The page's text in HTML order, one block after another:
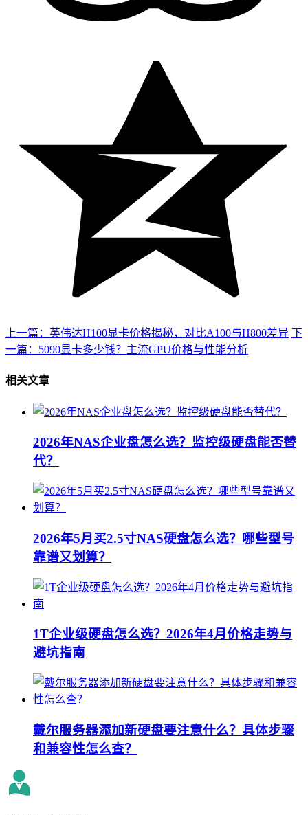
上一篇：英伟达H100显卡价格揭秘，对比A100与H800差异 下
一篇：5090显卡多少钱？主流GPU价格与性能分析
相关文章
2026年NAS企业盘怎么选？监控级硬盘能否替
代？
2026年5月买2.5寸NAS硬盘怎么选？哪些型号
靠谱又划算？
1T企业级硬盘怎么选？2026年4月价格走势与
避坑指南
戴尔服务器添加新硬盘要注意什么？具体步骤
和兼容性怎么查？